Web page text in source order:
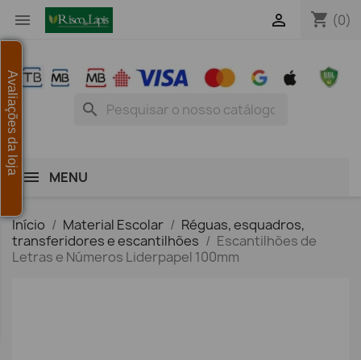
 shopping_cart (0)

search
MENU
Início Material Escolar
Réguas, esquadros,
transferidores e escantilhões
Escantilhões de
Letras e Números Liderpapel 100mm
Avaliações da loja